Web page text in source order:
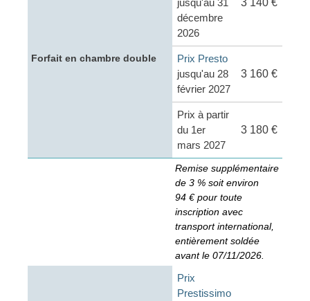
Forfait en chambre double
décembre
2026
Prix Presto
jusqu'au 28
février 2027
3 160 €
Prix à partir
du 1er
mars 2027
3 180 €
Remise supplémentaire
de 3 % soit environ
94 € pour toute
inscription avec
transport international,
entièrement soldée
avant le 07/11/2026.
Prix
Prestissimo